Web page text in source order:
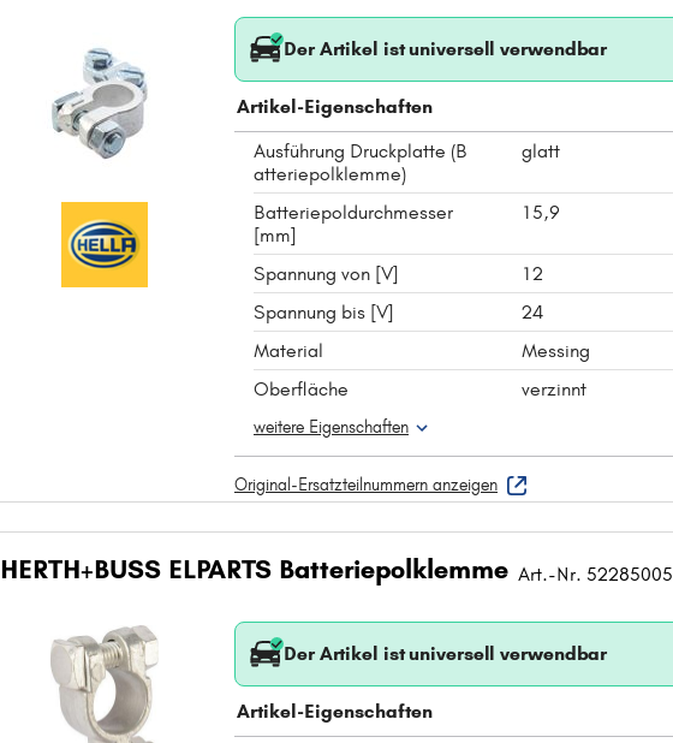
Der Artikel ist universell verwendbar
Artikel-Eigenschaften
Ausführung Druckplatte (B
atteriepolklemme)
glatt
Batteriepoldurchmesser
[mm]
15,9
Spannung von [V]
12
Spannung bis [V]
24
Material
Messing
Oberfläche
verzinnt
weitere Eigenschaften
Original-Ersatzteilnummern anzeigen
HERTH+BUSS ELPARTS Batteriepolklemme Art.-Nr. 52285005
Der Artikel ist universell verwendbar
Artikel-Eigenschaften